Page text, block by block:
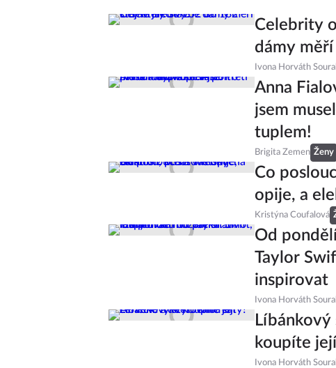
Celebrity
dámy
Ivona Horváth
Anna
jsem
tuplem!
Brigita Zemen Ženy
Co
opije, a
Kristýna Coufalová
Od
Taylor
inspirovat
Ivona Horváth
koupíte
Ivona Horváth